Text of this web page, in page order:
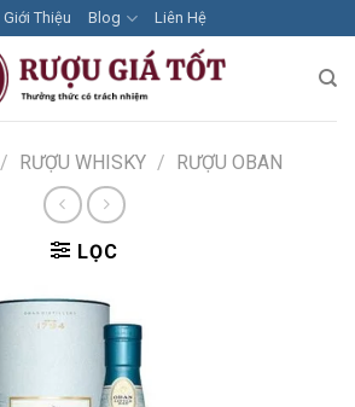
Giới Thiệu Blog Liên Hệ
/ RƯỢU WHISKY / RƯỢU OBAN
LỌC